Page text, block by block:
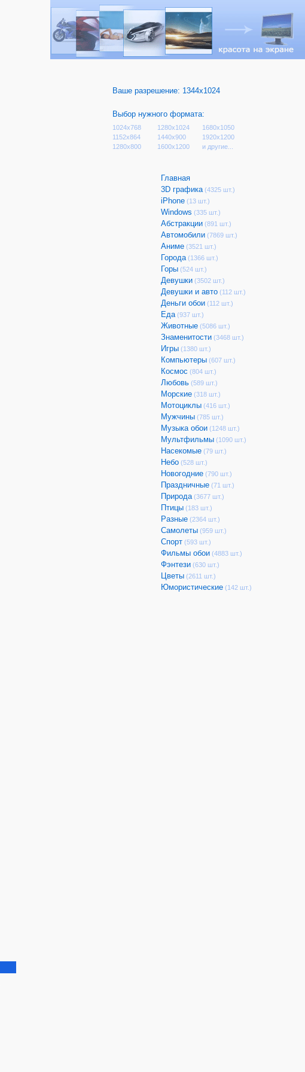
Ваше разрешение: 1344x1024
Выбор нужного формата:
1024x768 1280x1024
1680x1050
1152x864
1440x900
1920x1200
1280x800
1600x1200 и другие...
Главная
3D графика (4325 шт.)
iPhone (13 шт.)
Windows (335 шт.)
Абстракции (891 шт.)
Автомобили (7869 шт.)
Аниме (3521 шт.)
Города (1366 шт.)
Горы (524 шт.)
Девушки (3502 шт.)
Девушки и авто (112 шт.)
Деньги обои (112 шт.)
Еда (937 шт.)
Животные (5086 шт.)
Знаменитости (3468 шт.)
Игры (1380 шт.)
Компьютеры (607 шт.)
Космос (804 шт.)
Любовь (589 шт.)
Морские (318 шт.)
Мотоциклы (416 шт.)
Мужчины (785 шт.)
Музыка обои (1248 шт.)
Мультфильмы (1090 шт.)
Насекомые (79 шт.)
Небо (528 шт.)
Новогодние (790 шт.)
Праздничные (71 шт.)
Природа (3677 шт.)
Птицы (183 шт.)
Разные (2364 шт.)
Самолеты (959 шт.)
Спорт (593 шт.)
Фильмы обои (4883 шт.)
Фэнтези (630 шт.)
Цветы (2611 шт.)
Юмористические (142 шт.)